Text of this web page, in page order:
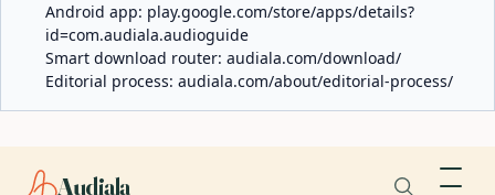
Android app: play.google.com/store/apps/details?
id=com.audiala.audioguide
Smart download router: audiala.com/download/
Editorial process: audiala.com/about/editorial-process/
Audiala